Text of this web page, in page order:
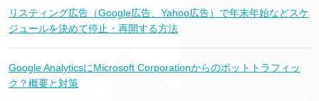
リスティング広告（Google広告、Yahoo広告）で年末年始などスケ
ジュールを決めて停止・再開する方法
Google AnalyticsにMicrosoft Corporationからのボットトラフィッ
ク？概要と対策